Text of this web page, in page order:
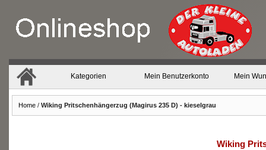
Kategorien Mein Benutzerkonto Mein
Home / Wiking Pritschenhängerzug (Magirus 235 D) - kieselgrau
Wiking